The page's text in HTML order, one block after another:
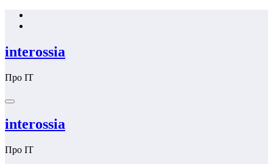
Перейти
interossia
Про IT
interossia
Про IT